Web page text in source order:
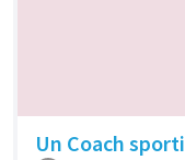
Un Coach